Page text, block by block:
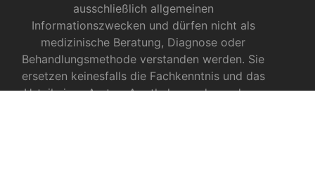
ausschließlich allgemeinen
Informationszwecken und dürfen nicht als
medizinische Beratung, Diagnose oder
Behandlungsmethode verstanden werden. Sie
ersetzen keinesfalls die Fachkenntnis und das
Urteil eines Arztes, Apothekers oder anderer